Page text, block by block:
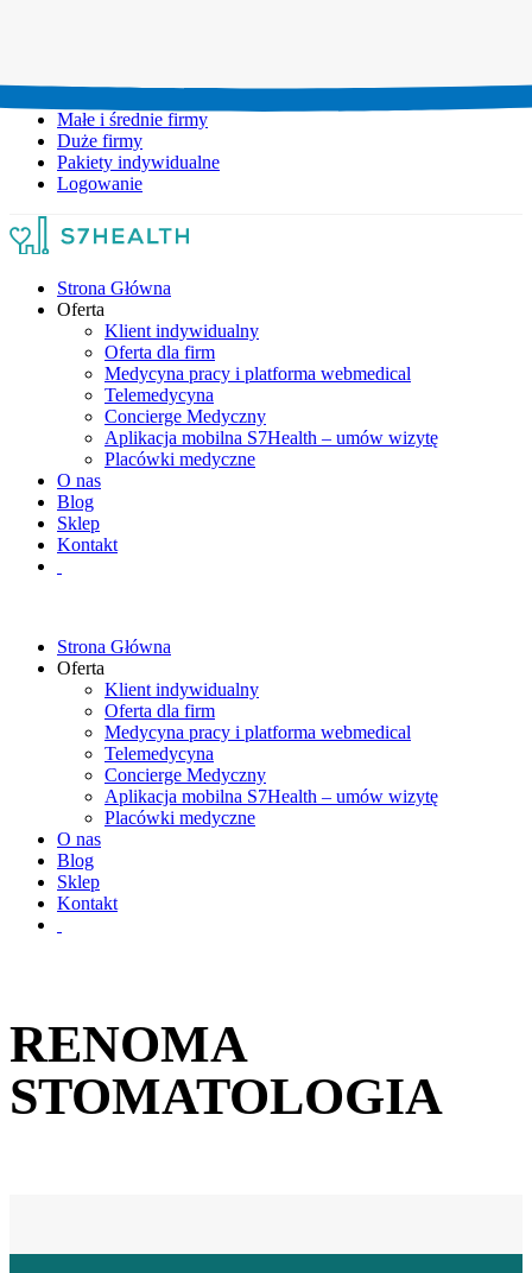
Małe i średnie firmy
Duże firmy
Pakiety indywidualne
Logowanie
Strona Główna
Oferta
Klient indywidualny
Oferta dla firm
Medycyna pracy i platforma webmedical
Telemedycyna
Concierge Medyczny
Aplikacja mobilna S7Health – umów wizytę
Placówki medyczne
O nas
Blog
Sklep
Kontakt
Strona Główna
Oferta
Klient indywidualny
Oferta dla firm
Medycyna pracy i platforma webmedical
Telemedycyna
Concierge Medyczny
Aplikacja mobilna S7Health – umów wizytę
Placówki medyczne
O nas
Blog
Sklep
Kontakt
RENOMA
STOMATOLOGIA